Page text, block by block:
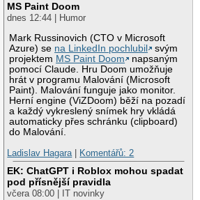
MS Paint Doom
dnes 12:44 | Humor
Mark Russinovich (CTO v Microsoft
Azure) se na LinkedIn pochlubil
svým
projektem MS Paint Doom
napsaným
pomocí Claude. Hru Doom umožňuje
hrát v programu Malování (Microsoft
Paint). Malování funguje jako monitor.
Herní engine (ViZDoom) běží na pozadí
a každý vykreslený snímek hry vkládá
automaticky přes schránku (clipboard)
do Malování.
Ladislav Hagara
Komentářů: 2
EK: ChatGPT i Roblox mohou spadat
pod přísnější pravidla
včera 08:00 | IT novinky